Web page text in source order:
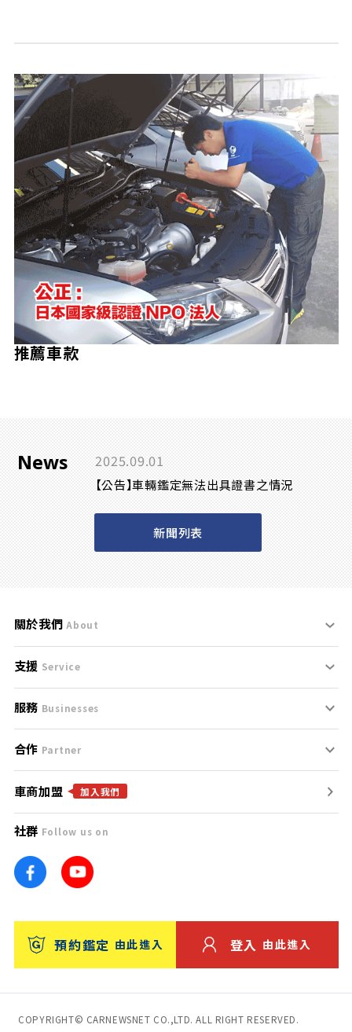
推薦車款
News 2025.09.01
【公告】車輛鑑定無法出具證書之情況
新聞列表
關於我們 About
刊登規範
服務條款
免責聲明
隱私權政策
團隊
車訊網
台灣優良中古車商大獎
支援 Service
支援中心
聯絡我們
服務 Businesses
什麼是Goo鑑定？
找好車
找好店
找海外車
消費者評價
保固
合作 Partner
合作夥伴
廣告合作
車商加盟 加入我們
社群 Follow us on
預約鑑定 由此進入 登入 由此進入
COPYRIGHT© CARNEWSNET CO.,LTD. ALL RIGHT RESERVED.